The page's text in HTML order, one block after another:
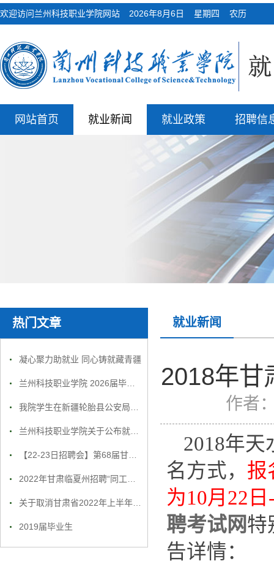
欢迎访问兰州科技职业学院网站 2026年8月6日 星期四 农历
网站首页 就业新闻 就业政策 招聘信
热门文章
凝心聚力助就业 同心铸就藏青疆
2019届毕业生
就业新闻
2018年甘
作者
2018年
名方式， 报
为10月22
聘考试网特
告详情：